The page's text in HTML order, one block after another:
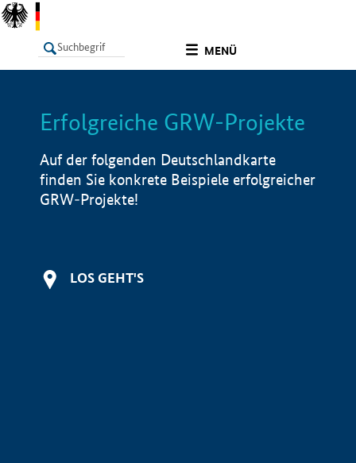
MENÜ
LISTE Info
Erfolgreiche GRW-Projekte
Auf der folgenden Deutschlandkarte
finden Sie konkrete Beispiele erfolgreicher
GRW-Projekte!
LOS GEHT'S